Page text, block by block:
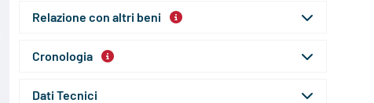
Relazione con altri beni
Cronologia
Dati Tecnici